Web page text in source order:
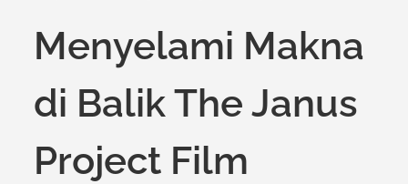
Menyelami Makna
di Balik The Janus
Project Film